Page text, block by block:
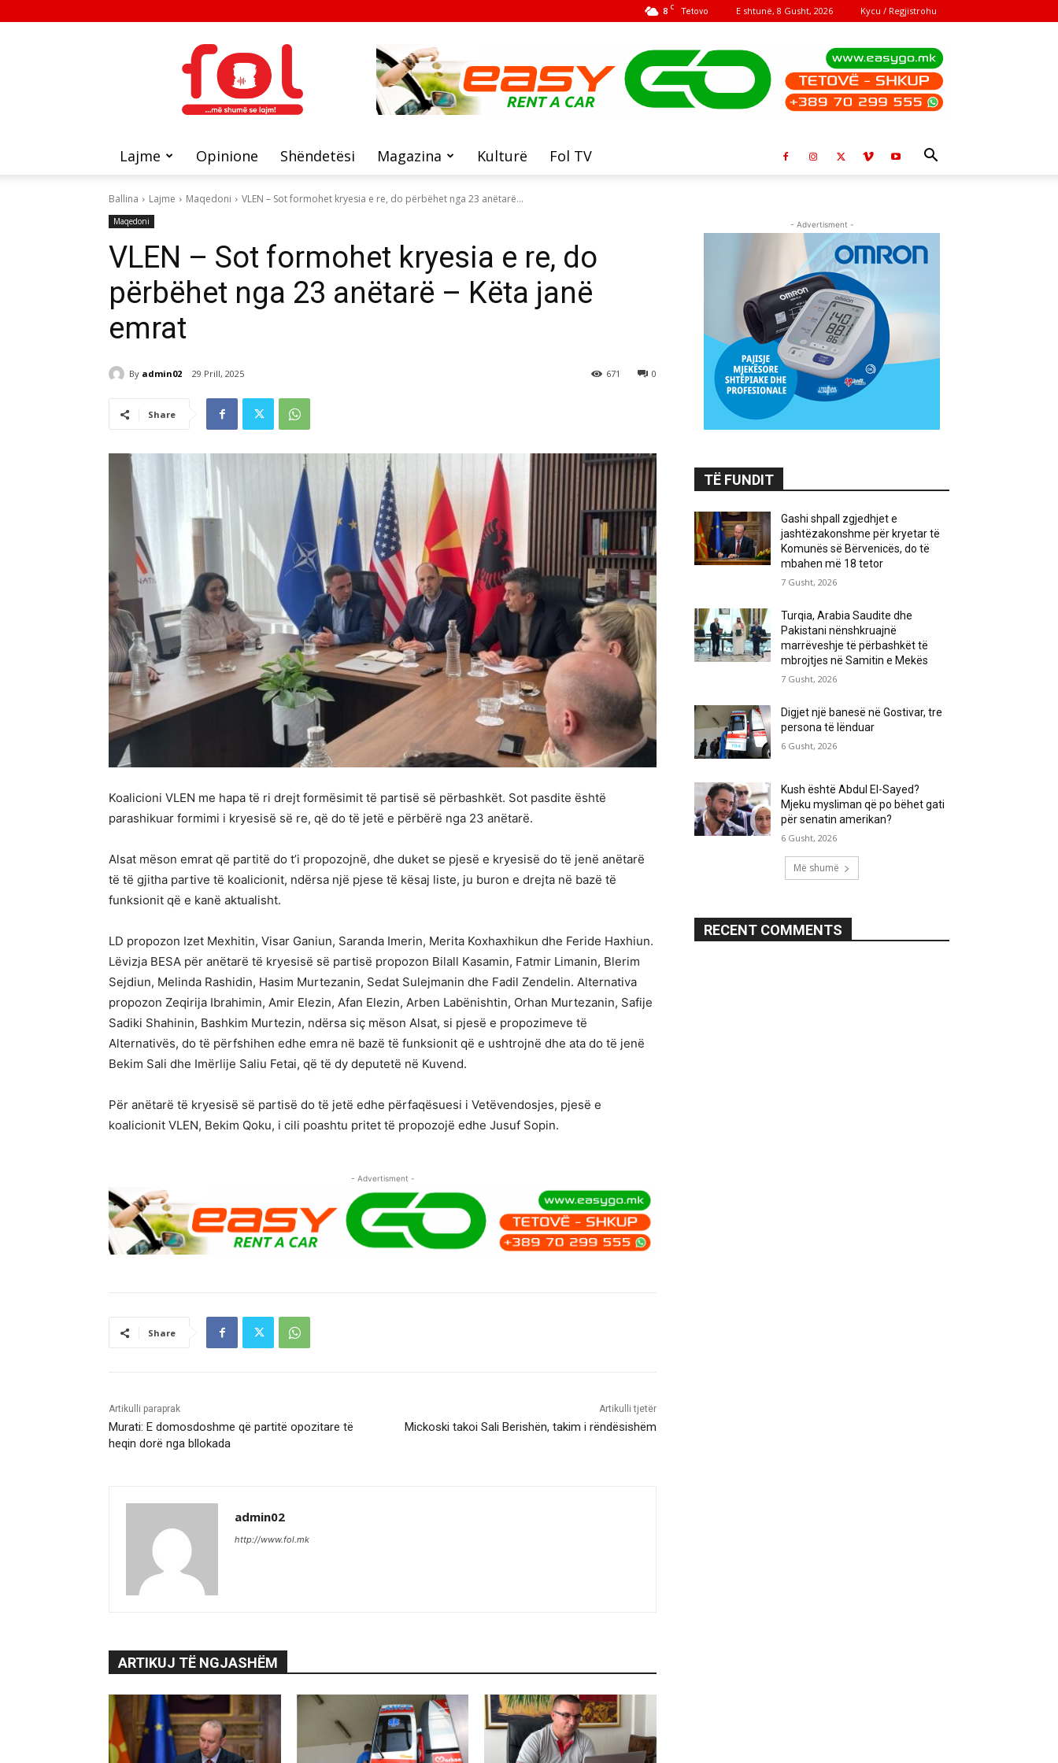
8 C Tetovo E shtunë, 8 Gusht, 2026 Kycu / Regjistrohu
FOL
Lajme Opinione Shëndetësi Magazina Kulturë Fol TV
Ballina Lajme Maqedoni VLEN – Sot formohet kryesia e re, do përbëhet nga 23 anëtarë...
Maqedoni
VLEN – Sot formohet kryesia e re, do
përbëhet nga 23 anëtarë – Këta janë
emrat
By admin02 29 Prill, 2025 0
671
Share
Koalicioni VLEN me hapa të ri drejt formësimit të partisë së përbashkët. Sot pasdite është
parashikuar formimi i kryesisë së re, që do të jetë e përbërë nga 23 anëtarë.
Alsat mëson emrat që partitë do t’i propozojnë, dhe duket se pjesë e kryesisë do të jenë anëtarë
të të gjitha partive të koalicionit, ndërsa një pjese të kësaj liste, ju buron e drejta në bazë të
funksionit që e kanë aktualisht.
LD propozon Izet Mexhitin, Visar Ganiun, Saranda Imerin, Merita Koxhaxhikun dhe Feride Haxhiun.
Lëvizja BESA për anëtarë të kryesisë së partisë propozon Bilall Kasamin, Fatmir Limanin, Blerim
Sejdiun, Melinda Rashidin, Hasim Murtezanin, Sedat Sulejmanin dhe Fadil Zendelin. Alternativa
propozon Zeqirija Ibrahimin, Amir Elezin, Afan Elezin, Arben Labënishtin, Orhan Murtezanin, Safije
Sadiki Shahinin, Bashkim Murtezin, ndërsa siç mëson Alsat, si pjesë e propozimeve të
Alternativës, do të përfshihen edhe emra në bazë të funksionit që e ushtrojnë dhe ata do të jenë
Bekim Sali dhe Imërlije Saliu Fetai, që të dy deputetë në Kuvend.
Për anëtarë të kryesisë së partisë do të jetë edhe përfaqësuesi i Vetëvendosjes, pjesë e
koalicionit VLEN, Bekim Qoku, i cili poashtu pritet të propozojë edhe Jusuf Sopin.
- Advertisment -
Share
Artikulli paraprak
Murati: E domosdoshme që partitë opozitare të
heqin dorë nga bllokada
Artikulli tjetër
Mickoski takoi Sali Berishën, takim i rëndësishëm
admin02
http://www.fol.mk
ARTIKUJ TË NGJASHËM
- Advertisment -
TË FUNDIT
Gashi shpall zgjedhjet e
jashtëzakonshme për kryetar të
Komunës së Bërvenicës, do të
mbahen më 18 tetor
7 Gusht, 2026
Turqia, Arabia Saudite dhe
Pakistani nënshkruajnë
marrëveshje të përbashkët të
mbrojtjes në Samitin e Mekës
7 Gusht, 2026
Digjet një banesë në Gostivar, tre
persona të lënduar
6 Gusht, 2026
Kush është Abdul El-Sayed?
Mjeku mysliman që po bëhet gati
për senatin amerikan?
6 Gusht, 2026
Më shumë
RECENT COMMENTS